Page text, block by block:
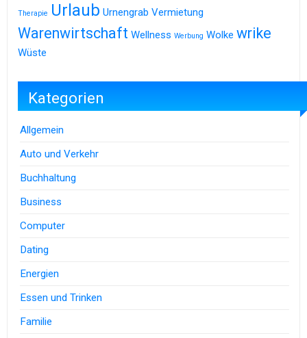
Therapie Urlaub Urnengrab Vermietung
Warenwirtschaft Wellness Werbung Wolke wrike
Wüste
Kategorien
Allgemein
Auto und Verkehr
Buchhaltung
Business
Computer
Dating
Energien
Essen und Trinken
Familie